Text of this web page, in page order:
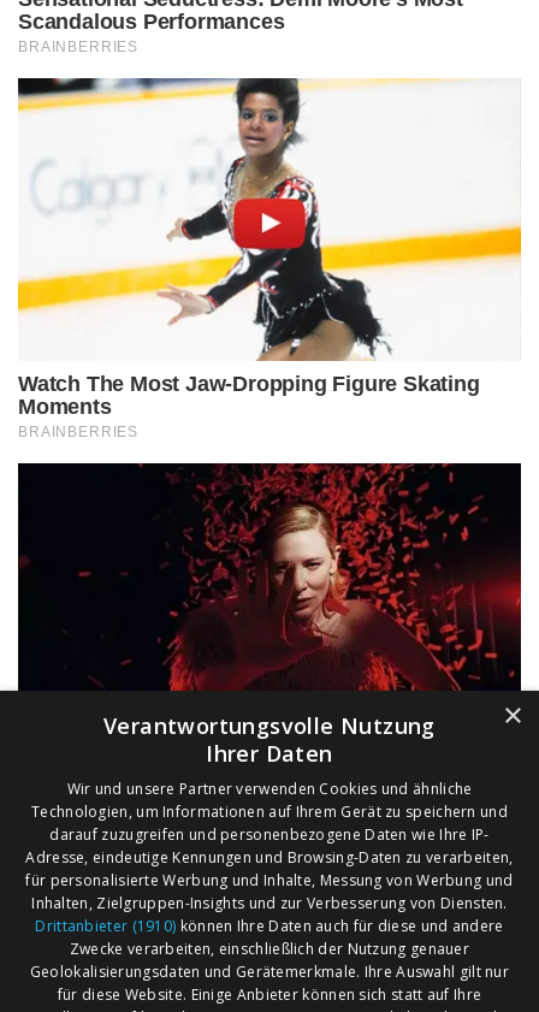
×
Verantwortungsvolle Nutzung
Ihrer Daten
Wir und unsere Partner verwenden Cookies und ähnliche
Technologien, um Informationen auf Ihrem Gerät zu speichern und
darauf zuzugreifen und personenbezogene Daten wie Ihre IP-
Adresse, eindeutige Kennungen und Browsing-Daten zu verarbeiten,
für personalisierte Werbung und Inhalte, Messung von Werbung und
Inhalten, Zielgruppen-Insights und zur Verbesserung von Diensten.
Drittanbieter (1910) können Ihre Daten auch für diese und andere
Zwecke verarbeiten, einschließlich der Nutzung genauer
Geolokalisierungsdaten und Gerätemerkmale. Ihre Auswahl gilt nur
für diese Website. Einige Anbieter können sich statt auf Ihre